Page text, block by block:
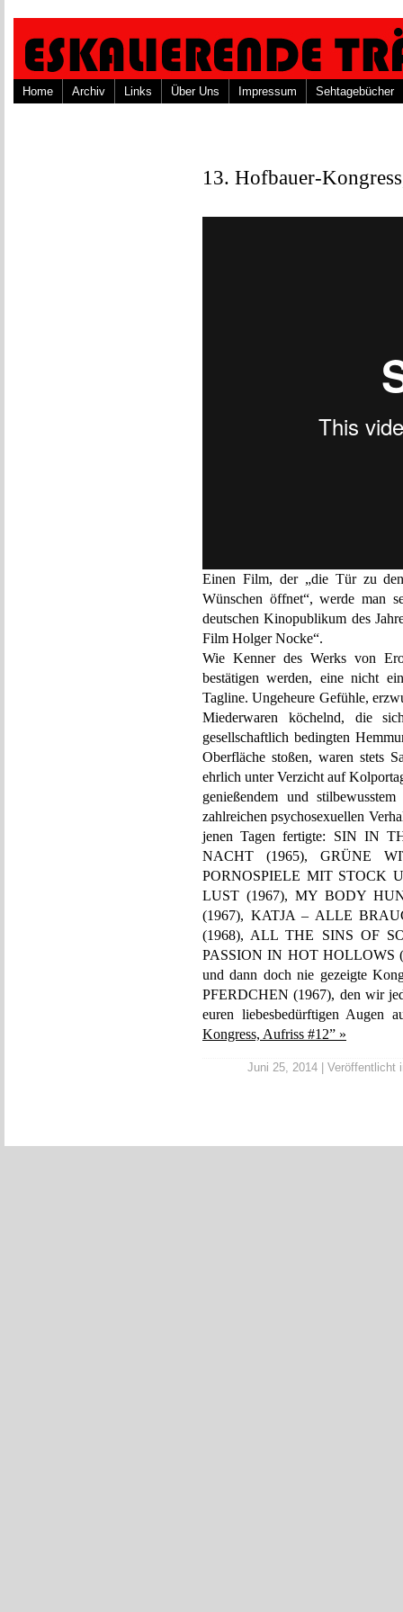
Home Archiv Links Über Uns Impressum Sehtagebücher
13. Hofbauer-
Einen Film, der „die Tür zu den
Wünschen öffnet“, werde man
deutschen Kinopublikum des
Film Holger Nocke“.
Wie Kenner des Werks von
bestätigen werden, eine nicht
Tagline. Ungeheure Gefühle,
Miederwaren köchelnd, die
gesellschaftlich bedingten
Oberfläche stoßen, waren stets
ehrlich unter Verzicht auf
genießendem und
zahlreichen psychosexuellen
jenen Tagen fertigte: SIN IN
NACHT (1965), GRÜNE
PORNOSPIELE MIT STOCK
LUST (1967), MY BODY
(1967), KATJA – ALLE
(1968), ALL THE SINS OF
PASSION IN HOT HOLLOWS
und dann doch nie gezeigte
PFERDCHEN (1967), den wir
euren liebesbedürftigen Augen
Kongress, Aufriss #12” »
Juni 25, 2014 | Veröffentlicht